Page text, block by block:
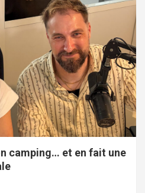
camping… et en fait une